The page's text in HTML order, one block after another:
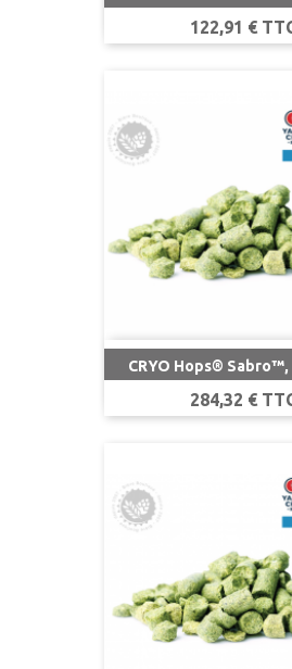
Prix
122,91 €
CRYO Hops® Sabro™,
Prix
284,32 €